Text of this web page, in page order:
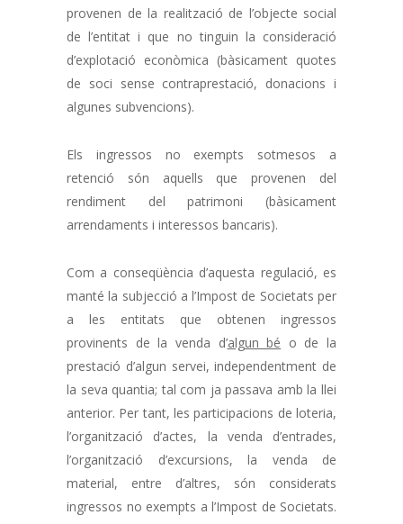
provenen de la realització de l’objecte social
de l’entitat i que no tinguin la consideració
d’explotació econòmica (bàsicament quotes
de soci sense contraprestació, donacions i
algunes subvencions).
Els ingressos no exempts sotmesos a
retenció són aquells que provenen del
rendiment del patrimoni (bàsicament
arrendaments i interessos bancaris).
Com a conseqüència d’aquesta regulació, es
manté la subjecció a l’Impost de Societats per
a les entitats que obtenen ingressos
provinents de la venda d’algun bé o de la
prestació d’algun servei, independentment de
la seva quantia; tal com ja passava amb la llei
anterior. Per tant, les participacions de loteria,
l’organització d’actes, la venda d’entrades,
l’organització d’excursions, la venda de
material, entre d’altres, són considerats
ingressos no exempts a l’Impost de Societats.